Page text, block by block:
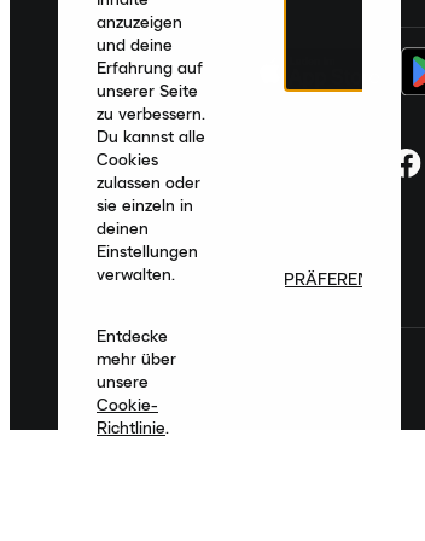
anzuzeigen
und deine
Erfahrung auf
unserer Seite
zu verbessern.
Du kannst alle
Cookies
zulassen oder
sie einzeln in
deinen
Einstellungen
verwalten.
Entdecke
mehr über
unsere
Cookie-
Richtlinie.
PRÄFERENZEN